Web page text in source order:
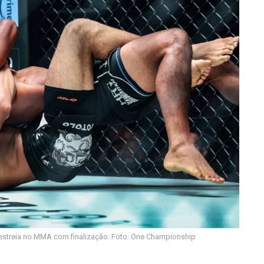
no MMA com finalização. Foto: One Championship